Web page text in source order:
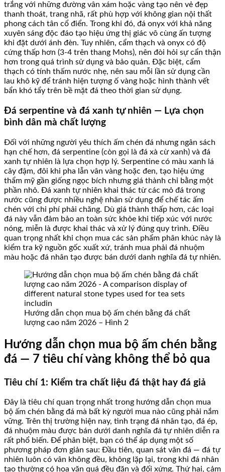
trắng với những đường vân xám hoặc vàng tạo nên vẻ đẹp
thanh thoát, trang nhã, rất phù hợp với không gian nội thất
phong cách tân cổ điển. Trong khi đó, đá onyx với khả năng
xuyên sáng độc đáo tạo hiệu ứng thị giác vô cùng ấn tượng
khi đặt dưới ánh đèn. Tuy nhiên, cẩm thạch và onyx có độ
cứng thấp hơn (3-4 trên thang Mohs), nên đòi hỏi sự cẩn thận
hơn trong quá trình sử dụng và bảo quản. Đặc biệt, cẩm
thạch có tính thấm nước nhẹ, nên sau mỗi lần sử dụng cần
lau khô kỹ để tránh hiện tượng ố vàng hoặc hình thành vết
bẩn khó tẩy trên bề mặt đá theo thời gian sử dụng.
Đá serpentine và đá xanh tự nhiên — Lựa chọn
bình dân mà chất lượng
Đối với những người yêu thích ấm chén đá nhưng ngân sách
hạn chế hơn, đá serpentine (còn gọi là đá xà cừ xanh) và đá
xanh tự nhiên là lựa chọn hợp lý. Serpentine có màu xanh lá
cây đậm, đôi khi pha lẫn vân vàng hoặc đen, tạo hiệu ứng
thẩm mỹ gần giống ngọc bích nhưng giá thành chỉ bằng một
phần nhỏ. Đá xanh tự nhiên khai thác từ các mỏ đá trong
nước cũng được nhiều nghệ nhân sử dụng để chế tác ấm
chén với chi phí phải chăng. Dù giá thành thấp hơn, các loại
đá này vẫn đảm bảo an toàn sức khỏe khi tiếp xúc với nước
nóng, miễn là được khai thác và xử lý đúng quy trình. Điều
quan trọng nhất khi chọn mua các sản phẩm phân khúc này là
kiểm tra kỹ nguồn gốc xuất xứ, tránh mua phải đá nhuộm
màu hoặc đá nhân tạo được bán dưới danh nghĩa đá tự nhiên.
Hướng dẫn chọn mua bộ ấm chén bằng đá chất
lượng cao năm 2026 – Hình 2
Hướng dẫn chọn mua bộ ấm chén bằng
đá — 7 tiêu chí vàng không thể bỏ qua
Tiêu chí 1: Kiểm tra chất liệu đá thật hay đá giả
Đây là tiêu chí quan trọng nhất trong hướng dẫn chọn mua
bộ ấm chén bằng đá mà bất kỳ người mua nào cũng phải nắm
vững. Trên thị trường hiện nay, tình trạng đá nhân tạo, đá ép,
đá nhuộm màu được bán dưới danh nghĩa đá tự nhiên diễn ra
rất phổ biến. Để phân biệt, bạn có thể áp dụng một số
phương pháp đơn giản sau: Đầu tiên, quan sát vân đá — đá tự
nhiên luôn có vân không đều, không lặp lại, trong khi đá nhân
tạo thường có hoa văn quá đều đặn và đối xứng. Thứ hai, cảm